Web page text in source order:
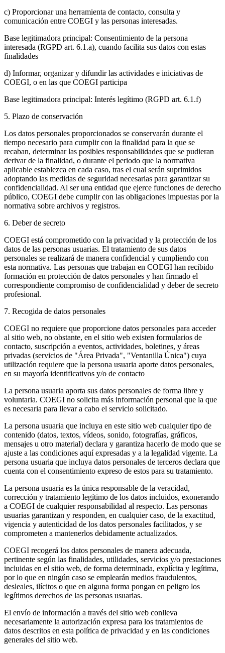
c) Proporcionar una herramienta de contacto, consulta y
comunicación entre COEGI y las personas interesadas.
Base legitimadora principal: Consentimiento de la persona
interesada (RGPD art. 6.1.a), cuando facilita sus datos con estas
finalidades
d) Informar, organizar y difundir las actividades e iniciativas de
COEGI, o en las que COEGI participa
Base legitimadora principal: Interés legítimo (RGPD art. 6.1.f)
5. Plazo de conservación
Los datos personales proporcionados se conservarán durante el
tiempo necesario para cumplir con la finalidad para la que se
recaban, determinar las posibles responsabilidades que se pudieran
derivar de la finalidad, o durante el periodo que la normativa
aplicable establezca en cada caso, tras el cual serán suprimidos
adoptando las medidas de seguridad necesarias para garantizar su
confidencialidad. Al ser una entidad que ejerce funciones de derecho
público, COEGI debe cumplir con las obligaciones impuestas por la
normativa sobre archivos y registros.
6. Deber de secreto
COEGI está comprometido con la privacidad y la protección de los
datos de las personas usuarias. El tratamiento de sus datos
personales se realizará de manera confidencial y cumpliendo con
esta normativa. Las personas que trabajan en COEGI han recibido
formación en protección de datos personales y han firmado el
correspondiente compromiso de confidencialidad y deber de secreto
profesional.
7. Recogida de datos personales
COEGI no requiere que proporcione datos personales para acceder
al sitio web, no obstante, en el sitio web existen formularios de
contacto, suscripción a eventos, actividades, boletines, y áreas
privadas (servicios de "Área Privada", "Ventanilla Única") cuya
utilización requiere que la persona usuaria aporte datos personales,
en su mayoría identificativos y/o de contacto
La persona usuaria aporta sus datos personales de forma libre y
voluntaria. COEGI no solicita más información personal que la que
es necesaria para llevar a cabo el servicio solicitado.
La persona usuaria que incluya en este sitio web cualquier tipo de
contenido (datos, textos, vídeos, sonido, fotografías, gráficos,
mensajes u otro material) declara y garantiza hacerlo de modo que se
ajuste a las condiciones aquí expresadas y a la legalidad vigente. La
persona usuaria que incluya datos personales de terceros declara que
cuenta con el consentimiento expreso de estos para su tratamiento.
La persona usuaria es la única responsable de la veracidad,
corrección y tratamiento legítimo de los datos incluidos, exonerando
a COEGI de cualquier responsabilidad al respecto. Las personas
usuarias garantizan y responden, en cualquier caso, de la exactitud,
vigencia y autenticidad de los datos personales facilitados, y se
comprometen a mantenerlos debidamente actualizados.
COEGI recogerá los datos personales de manera adecuada,
pertinente según las finalidades, utilidades, servicios y/o prestaciones
incluidas en el sitio web, de forma determinada, explícita y legítima,
por lo que en ningún caso se emplearán medios fraudulentos,
desleales, ilícitos o que en alguna forma pongan en peligro los
legítimos derechos de las personas usuarias.
El envío de información a través del sitio web conlleva
necesariamente la autorización expresa para los tratamientos de
datos descritos en esta política de privacidad y en las condiciones
generales del sitio web.